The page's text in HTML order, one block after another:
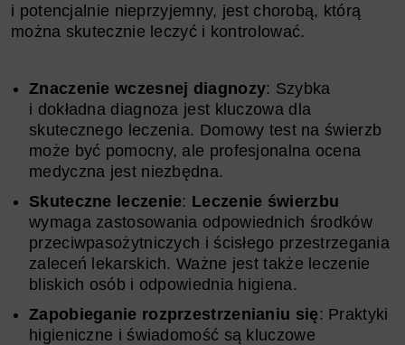
i potencjalnie nieprzyjemny, jest chorobą, którą
można skutecznie leczyć i kontrolować.
Znaczenie wczesnej diagnozy: Szybka
i dokładna diagnoza jest kluczowa dla
skutecznego leczenia. Domowy test na świerzb
może być pomocny, ale profesjonalna ocena
medyczna jest niezbędna.
Skuteczne leczenie: Leczenie świerzbu
wymaga zastosowania odpowiednich środków
przeciwpasożytniczych i ścisłego przestrzegania
zaleceń lekarskich. Ważne jest także leczenie
bliskich osób i odpowiednia higiena.
Zapobieganie rozprzestrzenianiu się: Praktyki
higieniczne i świadomość są kluczowe